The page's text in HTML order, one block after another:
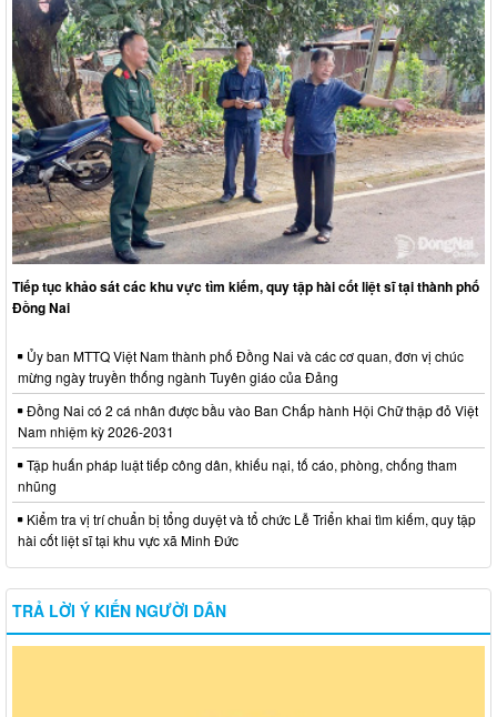
Tiếp tục khảo sát các khu vực tìm kiếm, quy tập hài cốt liệt sĩ tại thành phố
Đồng Nai
Ủy ban MTTQ Việt Nam thành phố Đồng Nai và các cơ quan, đơn vị chúc
mừng ngày truyền thống ngành Tuyên giáo của Đảng
Đồng Nai có 2 cá nhân được bầu vào Ban Chấp hành Hội Chữ thập đỏ Việt
Nam nhiệm kỳ 2026-2031
Tập huấn pháp luật tiếp công dân, khiếu nại, tố cáo, phòng, chống tham
nhũng
Kiểm tra vị trí chuẩn bị tổng duyệt và tổ chức Lễ Triển khai tìm kiếm, quy tập
hài cốt liệt sĩ tại khu vực xã Minh Đức
TRẢ LỜI Ý KIẾN NGƯỜI DÂN